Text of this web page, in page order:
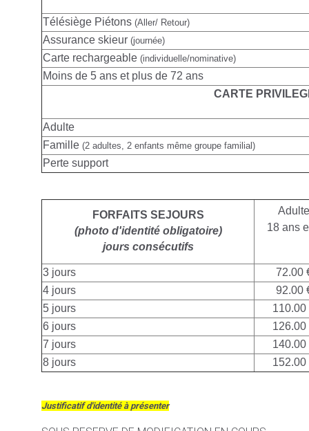
Télésiège Piétons (Aller/ Retour)
Assurance skieur (journée)
Carte rechargeable (individuelle/nominative)
Moins de 5 ans et plus de 72 ans
CARTE
Adulte
Famille (2 adultes, 2 enfants même groupe familial)
Perte support
FORFAITS SEJOURS
(photo d'identité obligatoire)
jours consécutifs
Adulte
18 ans
3 jours
72.00
4 jours
92.00
5 jours
110.00
6 jours
126.00
7 jours
140.00
8 jours
152.00
Justificatif d'identité à présenter